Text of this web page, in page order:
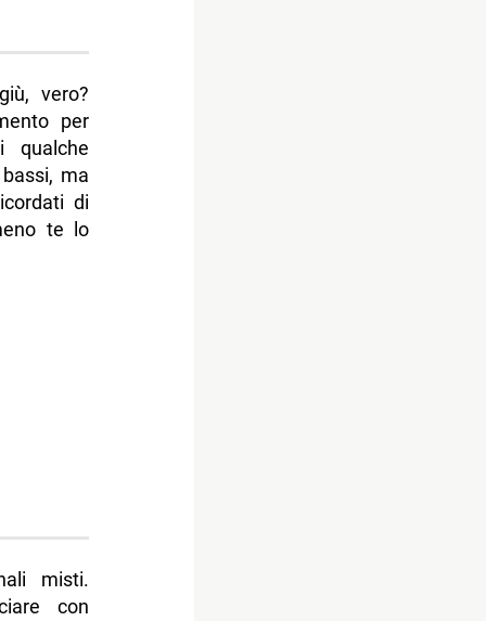
vero?
per
qualche
ma
di
te lo
misti.
con